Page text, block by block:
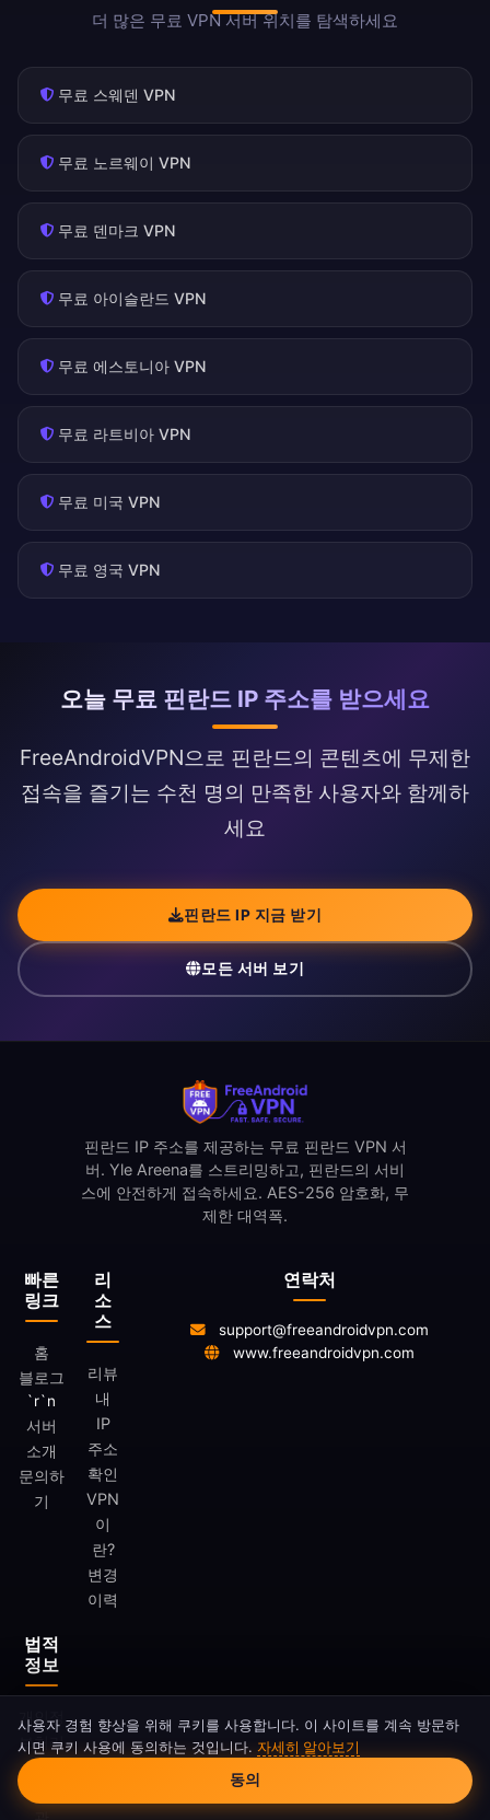
더 많은 무료 VPN 서버 위치를 탐색하세요
무료 스웨덴 VPN
무료 노르웨이 VPN
무료 덴마크 VPN
무료 아이슬란드 VPN
무료 에스토니아 VPN
무료 라트비아 VPN
무료 미국 VPN
무료 영국 VPN
오늘 무료 핀란드 IP 주소를 받으세요
FreeAndroidVPN으로 핀란드의 콘텐츠에 무제한
접속을 즐기는 수천 명의 만족한 사용자와 함께하
세요
핀란드 IP 지금 받기
모든 서버 보기
빠른
링크
홈
블로그
`r`n
서버
소개
문의하
기
리
소
스
리뷰
내
IP
주소
확인
VPN
이
란?
변경
이력
법적
정보
개인정
보처리
방침
이용약
핀란드 IP 주소를 제공하는 무료 핀란드 VPN 서
버. Yle Areena를 스트리밍하고, 핀란드의 서비
스에 안전하게 접속하세요. AES-256 암호화, 무
제한 대역폭.
연락처
support@freeandroidvpn.com
www.freeandroidvpn.com
쿠키 동의
사용자 경험 향상을 위해 쿠키를 사용합니다. 이 사이트를 계속 방문하
시면 쿠키 사용에 동의하는 것입니다. 자세히 알아보기
동의